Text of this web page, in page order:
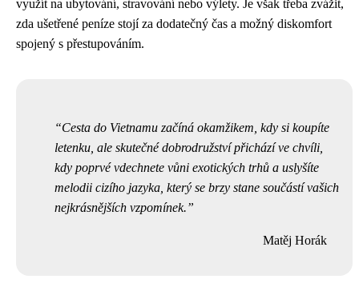
využít na ubytování, stravování nebo výlety. Je však třeba zvážit,
zda ušetřené peníze stojí za dodatečný čas a možný diskomfort
spojený s přestupováním.
Cesta do Vietnamu začíná okamžikem, kdy si koupíte
letenku, ale skutečné dobrodružství přichází ve chvíli,
kdy poprvé vdechnete vůni exotických trhů a uslyšíte
melodii cizího jazyka, který se brzy stane součástí vašich
nejkrásnějších vzpomínek.
Matěj Horák